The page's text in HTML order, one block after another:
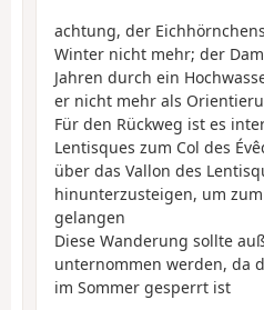
achtung, der
Winter nicht mehr; der
Jahren durch ein
er nicht mehr als
Für den Rückweg ist es
Lentisques zum Col des
über das Vallon des
hinunterzusteigen, um
gelangen
Diese Wanderung sollte
unternommen werden, da
im Sommer gesperrt ist